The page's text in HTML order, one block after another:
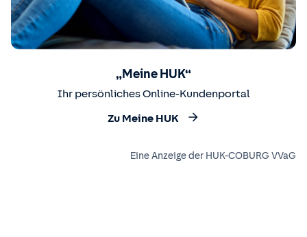
„Meine HUK“
Ihr persönliches Online-Kundenportal
Zu Meine HUK
Eine Anzeige der HUK-COBURG VVaG